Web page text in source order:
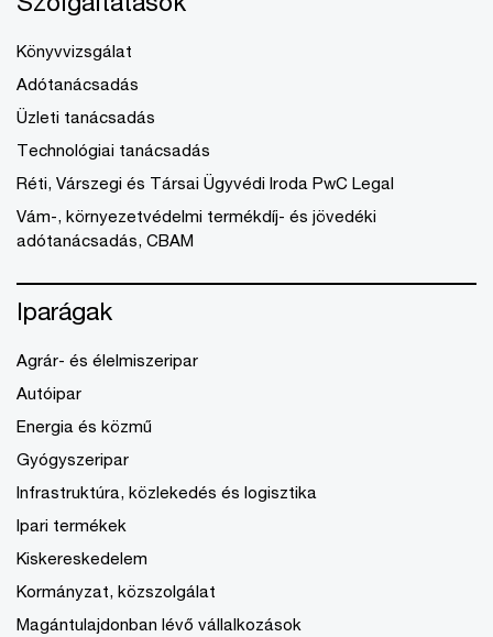
Könyvvizsgálat
Adótanácsadás
Üzleti tanácsadás
Technológiai tanácsadás
Réti, Várszegi és Társai Ügyvédi Iroda PwC Legal
Vám-, környezetvédelmi termékdíj- és jövedéki
adótanácsadás, CBAM
Iparágak
Agrár- és élelmiszeripar
Autóipar
Energia és közmű
Gyógyszeripar
Infrastruktúra, közlekedés és logisztika
Ipari termékek
Kiskereskedelem
Kormányzat, közszolgálat
Magántulajdonban lévő vállalkozások